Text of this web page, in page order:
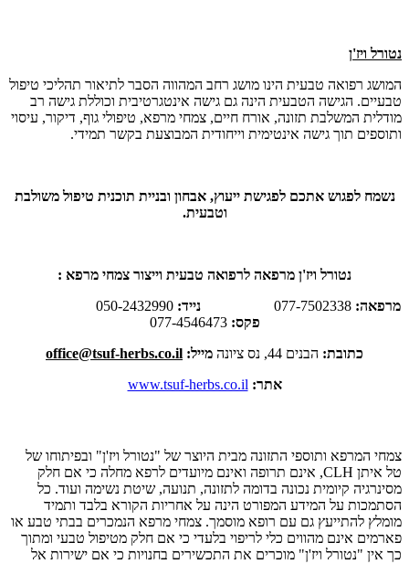
נטורל ויז'ן
המושג רפואה טבעית הינו מושג רחב המהווה הסבר לתיאור תהליכי טיפול
טבעיים. הגישה הטבעית הינה גם גישה אינטגרטיבית וכוללת גישה רב
מודלית המשלבת תזונה, אורח חיים, צמחי מרפא, טיפולי גוף, דיקור, עיסוי
ותוספים תוך גישה אינטימית וייחודית המבוצעת בקשר תמידי.
נשמח לפגוש אתכם לפגישת ייעוץ, אבחון ובניית תוכנית טיפול משולבת
וטבעית.
נטורל ויז'ן מרפאה לרפואה טבעית וייצור צמחי מרפא :
מרפאה: 077-7502338 נייד:
פקס:077-4546473
כתובת: הבנים 44, נס ציונה מייל: office@tsuf-herbs.co.il
אתר: www.tsuf-herbs.co.il
צמחי המרפא ותוספי התזונה מבית היוצר של "נטורל ויז'ן" ובפיתוחו של
טל איתן CLH, אינם תרופה ואינם מיועדים לרפא מחלה כי אם חלק
מסינרגיה קיומית נכונה בדומה לתזונה, תנועה, שיטת נשימה ועוד. כל
הסתמכות על המידע המפורט הינה על אחריות הקורא בלבד ותמיד
מומלץ להתייעץ גם עם רופא מוסמך. צמחי מרפא הנמכרים בבתי טבע או
פארמים אינם מהווים כלי לריפוי בלעדי כי אם חלק מטיפול טבעי ומתוך
כך אין "נטורל ויז'ן" מוכרים את התכשירים בחנויות כי אם ישירות אל